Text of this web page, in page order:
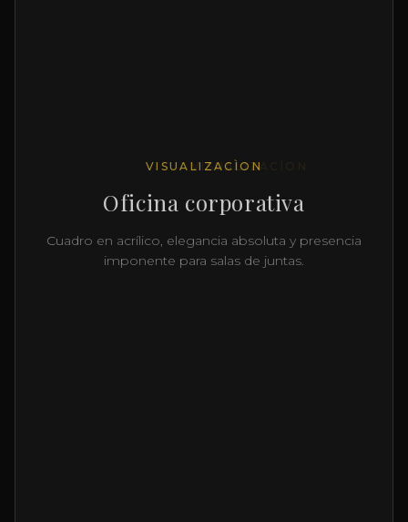
VISUALIZACÌON
Casa en la playa
Fotografía encapsulada en acrìlico y alumino
resistente a la humedad.